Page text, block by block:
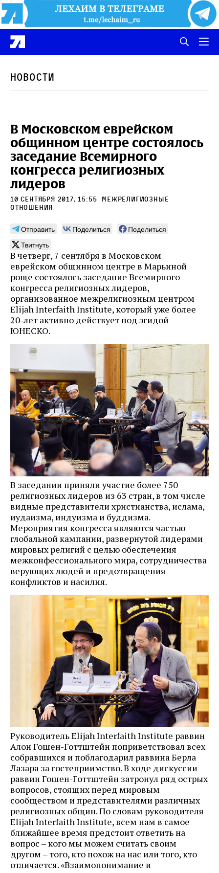
Новости
В Московском еврейском
общинном центре состоялось
заседание Всемирного
конгресса религиозных
лидеров
10 сентября 2017, 15:55
межрелигиозные
отношения
Отправить Поделиться
Поделиться
Твитнуть
В четверг, 7 сентября в Московском
еврейском общинном центре в Марьиной
роще состоялось заседание Всемирного
конгресса религиозных лидеров,
организованное межрелигиозным центром
Elijah Interfaith Institute, который уже более
20-лет активно действует под эгидой
ЮНЕСКО.
В заседании приняли участие более 750
религиозных лидеров из 63 стран, в том числе
видные представители христианства, ислама,
иудаизма, индуизма и буддизма.
Мероприятия конгресса являются частью
глобальной кампании, развернутой лидерами
мировых религий с целью обеспечения
межконфессионального мира, сотрудничества
верующих людей и предотвращения
конфликтов и насилия.
Руководитель Elijah Interfaith Institute раввин
Алон Гошен-Готтштейн поприветствовал всех
собравшихся и поблагодарил раввина Берла
Лазара за гостеприимство. В ходе дискуссии
раввин Гошен-Готтштейн затронул ряд острых
вопросов, стоящих перед мировым
сообществом и представителями различных
религиозных общин. По словам руководителя
Elijah Interfaith Institute, всем нам в самое
ближайшее время предстоит ответить на
вопрос – кого мы можем считать своим
другом – того, кто похож на нас или того, кто
отличается. «Взаимопонимание и